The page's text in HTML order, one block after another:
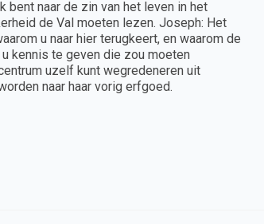
bent naar de zin van het leven in het
de Val moeten lezen. Joseph: Het
u naar hier terugkeert, en waarom de
kennis te geven die zou moeten
uzelf kunt wegredeneren uit
naar haar vorig erfgoed.